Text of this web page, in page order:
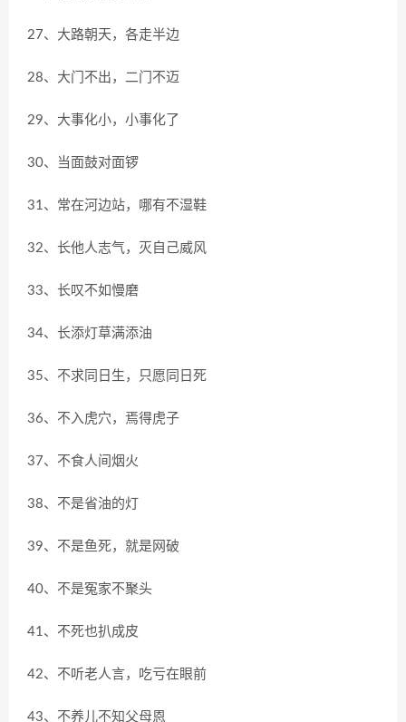
27、大路朝天，各走半边
28、大门不出，二门不迈
29、大事化小，小事化了
30、当面鼓对面锣
31、常在河边站，哪有不湿鞋
32、长他人志气，灭自己威风
33、长叹不如慢磨
34、长添灯草满添油
35、不求同日生，只愿同日死
36、不入虎穴，焉得虎子
37、不食人间烟火
38、不是省油的灯
39、不是鱼死，就是网破
40、不是冤家不聚头
41、不死也扒成皮
42、不听老人言，吃亏在眼前
43、不养儿不知父母恩